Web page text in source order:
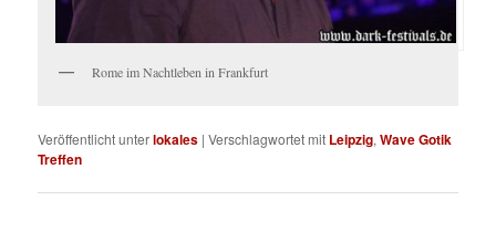
Rome im Nachtleben in Frankfurt
Veröffentlicht unterlokales |Verschlagwortet mit Leipzig,Wave Gotik
Treffen